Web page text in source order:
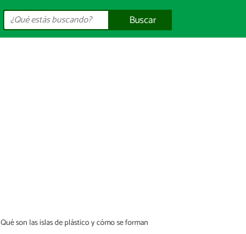
Buscar
Qué son las islas de plástico y cómo se forman